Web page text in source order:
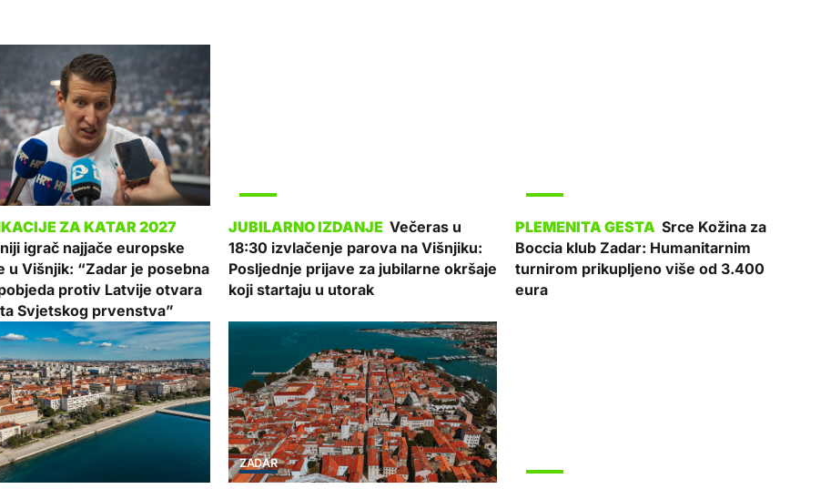
igrač najjače europske
u Višnjik: “Zadar je posebna
protiv Latvije otvara
Svjetskog prvenstva”
Večeras u
18:30 izvlačenje parova na Višnjiku:
Posljednje prijave za jubilarne okršaje
koji startaju u utorak
Srce Kožina za
Boccia klub Zadar: Humanitarnim
turnirom prikupljeno više od 3.400
eura
ZADAR